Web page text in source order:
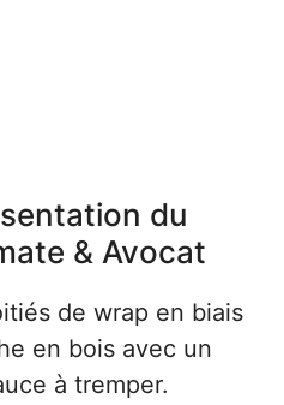
du
& Avocat
de wrap en biais
en bois avec un
à tremper.